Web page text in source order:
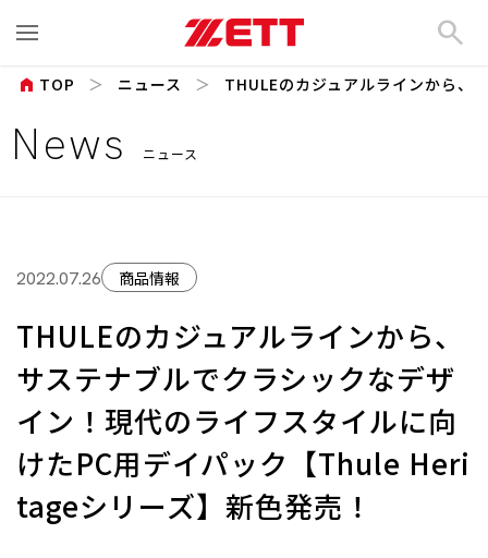
search
News ニュース
home TOP ニュース THULEのカジュアルラインから、
2022.07.26 商品情報
THULEのカジュアルラインから、
サステナブルでクラシックなデザ
イン！現代のライフスタイルに向
けたPC⽤デイパック【Thule Heri
tageシリーズ】新⾊発売！